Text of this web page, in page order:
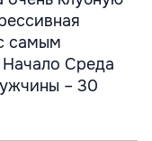
самым
Среда
– 30